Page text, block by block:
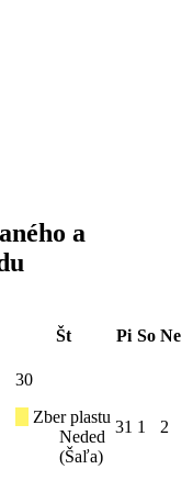
a
Št Pi So Ne
30
Zber plastu
Neded
(Šaľa)
31 1 2